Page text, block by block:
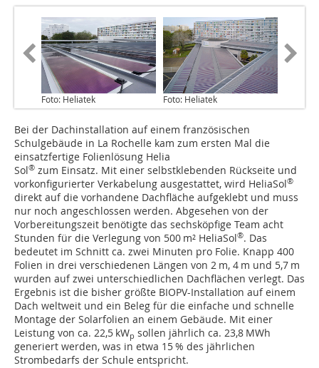
Foto: Heliatek Foto: Heliatek
Bei der Dachinstallation auf einem französischen
Schulgebäude in La Rochelle kam zum ersten Mal die
einsatzfertige Folienlösung Helia
Sol® zum Einsatz. Mit einer selbstklebenden Rückseite und
vorkonfigurierter Verkabelung ausgestattet, wird HeliaSol®
direkt auf die vorhandene Dachfläche aufgeklebt und muss
nur noch angeschlossen werden. Abgesehen von der
Vorbereitungszeit benötigte das sechsköpfige Team acht
Stunden für die Verlegung von 500 m² HeliaSol®. Das
bedeutet im Schnitt ca. zwei Minuten pro Folie. Knapp 400
Folien in drei verschiedenen Längen von 2 m, 4 m und 5,7 m
wurden auf zwei unterschiedlichen Dachflächen verlegt. Das
Ergebnis ist die bisher größte BIOPV-Installation auf einem
Dach weltweit und ein Beleg für die einfache und schnelle
Montage der Solarfolien an einem Gebäude. Mit einer
Leistung von ca. 22,5 kWp sollen jährlich ca. 23,8 MWh
generiert werden, was in etwa 15 % des jährlichen
Strombedarfs der Schule entspricht.